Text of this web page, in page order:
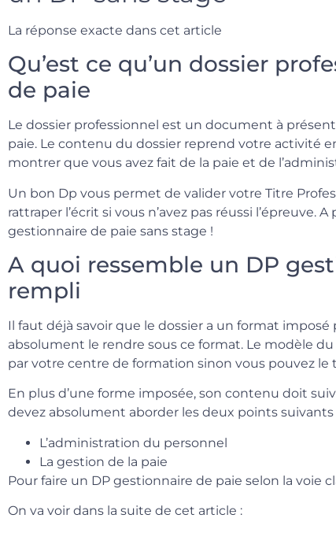
La réponse exacte dans cet article
Qu’est ce qu’un dossier
de paie
Le dossier professionnel est un document à
paie. Le contenu du dossier reprend votre activité
montrer que vous avez fait de la paie et de
Un bon Dp vous permet de valider votre Titre
rattraper l’écrit si vous n’avez pas réussi l’épreuve.
gestionnaire de paie sans stage !
A quoi ressemble un DP
rempli
Il faut déjà savoir que le dossier a un format
absolument le rendre sous ce format. Le modèle
par votre centre de formation sinon vous pouvez le
En plus d’une forme imposée, son contenu doit
devez absolument aborder les deux points
L’administration du personnel
La gestion de la paie
Pour faire un DP gestionnaire de paie selon la voie
On va voir dans la suite de cet article :